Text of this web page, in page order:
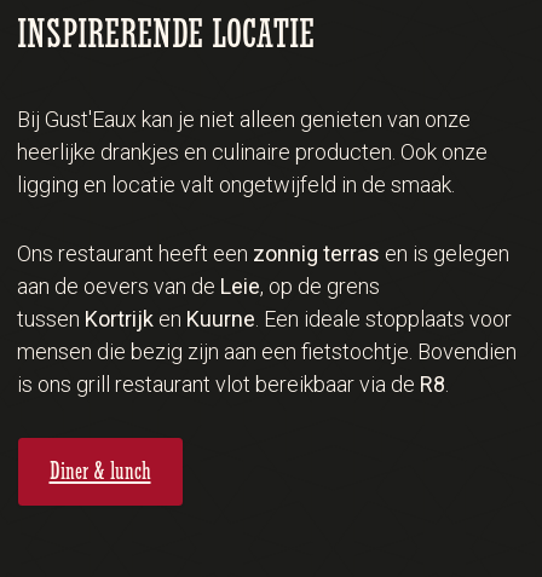
INSPIRERENDE LOCATIE
Bij Gust'Eaux kan je niet alleen genieten van onze
heerlijke drankjes en culinaire producten. Ook onze
ligging en locatie valt ongetwijfeld in de smaak.
Ons restaurant heeft een zonnig terras en is gelegen
aan de oevers van de Leie, op de grens
tussen Kortrijk en Kuurne . Een ideale stopplaats voor
mensen die bezig zijn aan een fietstochtje. Bovendien
is ons grill restaurant vlot bereikbaar via de R8
Diner & lunch